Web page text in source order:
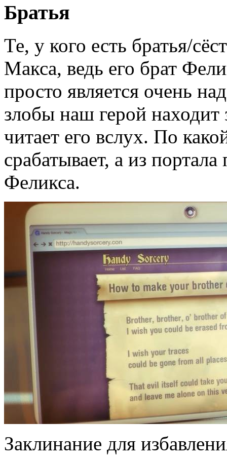
Братья
Те, у кого есть братья/
Макса, ведь его брат
просто является очень
злобы наш герой находит
читает его вслух. По
срабатывает, а из портала
Феликса.
Заклинание для